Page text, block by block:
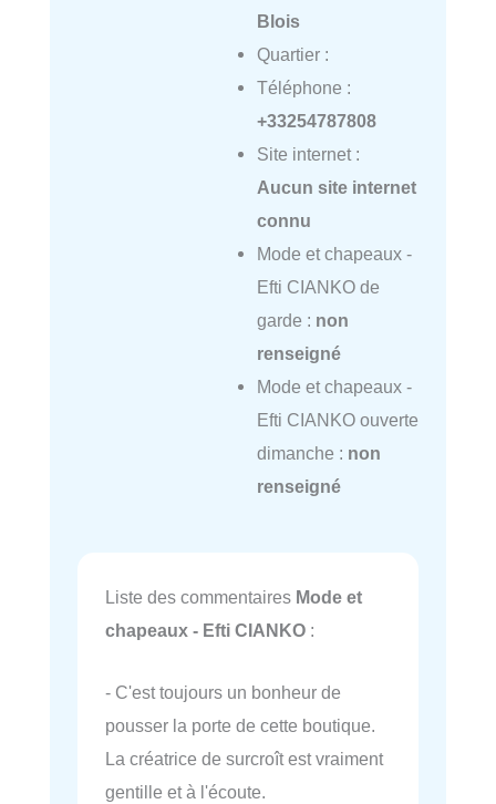
Blois
Quartier :
Téléphone :
+33254787808
Site internet :
Aucun site internet
connu
Mode et chapeaux -
Efti CIANKO de
garde : non
renseigné
Mode et chapeaux -
Efti CIANKO ouverte
dimanche : non
renseigné
Liste des commentaires Mode et
chapeaux - Efti CIANKO :
- C'est toujours un bonheur de
pousser la porte de cette boutique.
La créatrice de surcroît est vraiment
gentille et à l'écoute.